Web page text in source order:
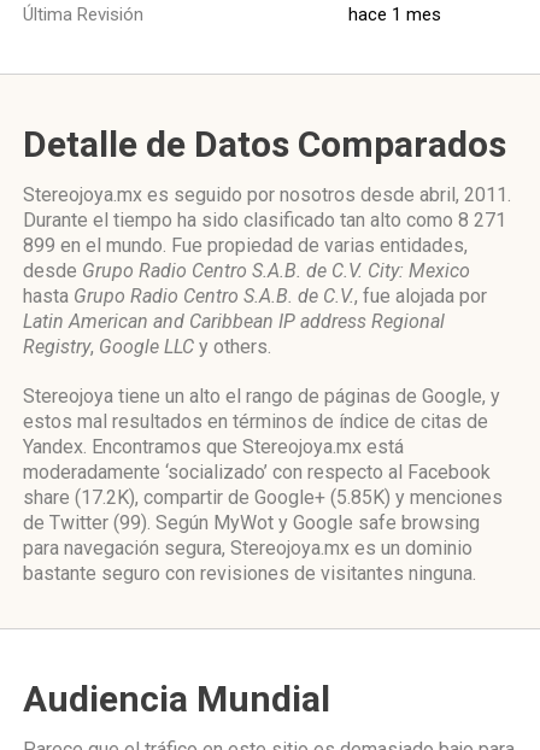
Última Revisión hace 1 mes
Detalle de Datos Comparados
Stereojoya.mx es seguido por nosotros desde abril, 2011.
Durante el tiempo ha sido clasificado tan alto como 8 271
899 en el mundo. Fue propiedad de varias entidades,
desde Grupo Radio Centro S.A.B. de C.V. City: Mexico
hasta Grupo Radio Centro S.A.B. de C.V., fue alojada por
Latin American and Caribbean IP address Regional
Registry, Google LLC y others.
Stereojoya tiene un alto el rango de páginas de Google, y
estos mal resultados en términos de índice de citas de
Yandex. Encontramos que Stereojoya.mx está
moderadamente ‘socializado’ con respecto al Facebook
share (17.2K), compartir de Google+ (5.85K) y menciones
de Twitter (99). Según MyWot y Google safe browsing
para navegación segura, Stereojoya.mx es un dominio
bastante seguro con revisiones de visitantes ninguna.
Audiencia Mundial